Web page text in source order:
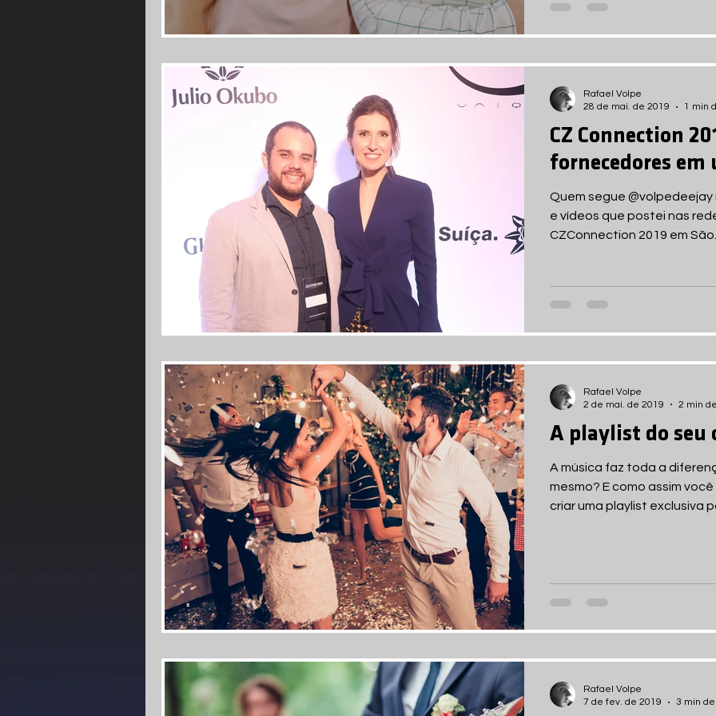
CZ Connection
fornecedores em
Quem segue
e vídeos que postei nas
CZConnection 2019 em
Rafael Volpe
28 de mai. de 2019
1 min
A playlist do seu
A música faz toda a
mesmo? E como assim
criar uma playlist exclusiva
Rafael Volpe
2 de mai. de 2019
2 min
Rafael Volpe
7 de fev. de 2019
3 min